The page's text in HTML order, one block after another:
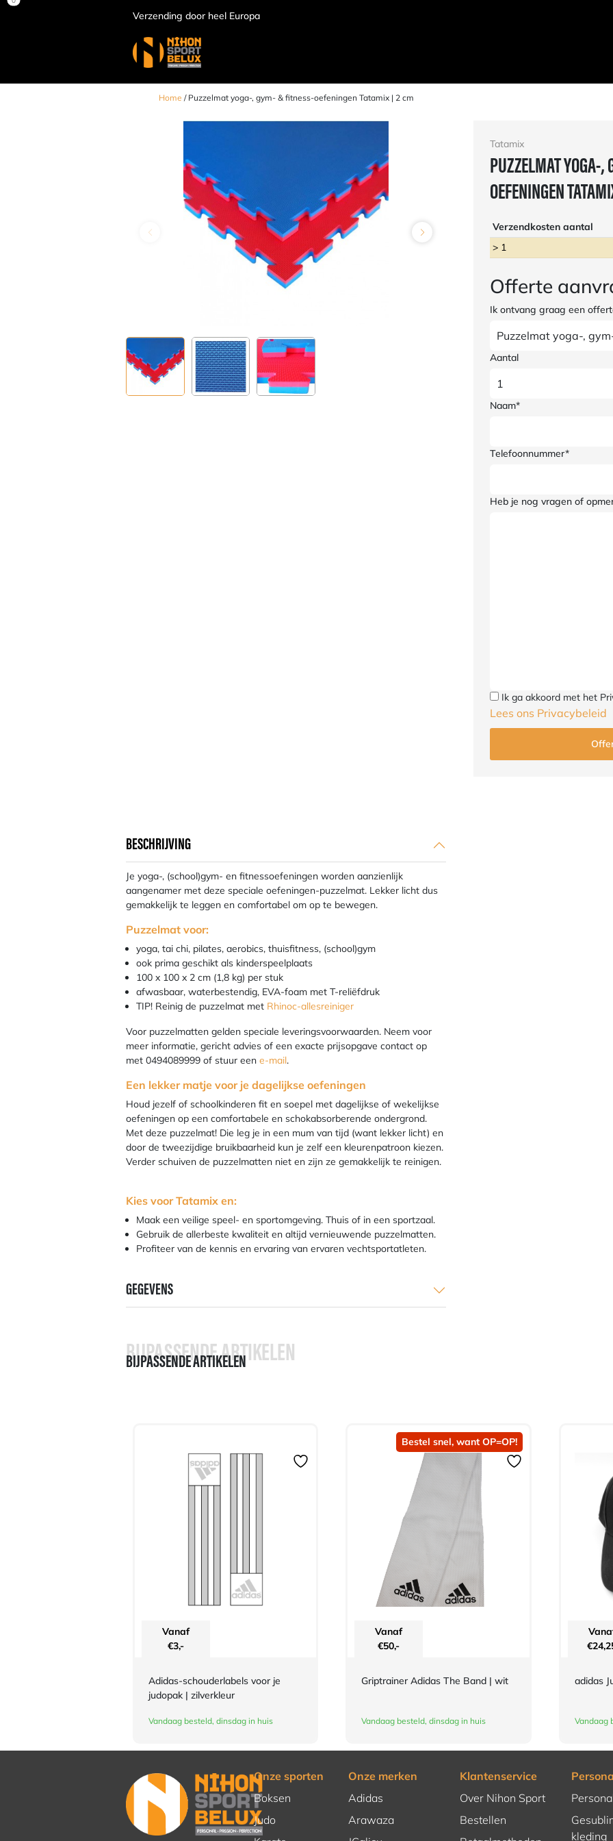
Verzending door heel Europa
Home / Puzzelmat yoga-, gym- & fitness-oefeningen Tatamix | 2 cm
Tatamix
PUZZELMAT YOGA-,
OEFENINGEN
Verzendkosten aantal
> 1
Offerte
Ik ontvang graag een
Aantal
Naam*
Telefoonnummer*
Heb je nog vragen of
Ik ga akkoord met het
Lees ons Privacybeleid
BESCHRIJVING
Je yoga-, (school)gym- en fitnessoefeningen worden aanzienlijk
aangenamer met deze speciale oefeningen-puzzelmat. Lekker licht dus
gemakkelijk te leggen en comfortabel om op te bewegen.
Puzzelmat voor:
yoga, tai chi, pilates, aerobics, thuisfitness, (school)gym
ook prima geschikt als kinderspeelplaats
100 x 100 x 2 cm (1,8 kg) per stuk
afwasbaar, waterbestendig, EVA-foam met T-reliëfdruk
TIP! Reinig de puzzelmat met Rhinoc-allesreiniger
Voor puzzelmatten gelden speciale leveringsvoorwaarden. Neem voor
meer informatie, gericht advies of een exacte prijsopgave contact op
met 0494089999 of stuur een e-mail.
Een lekker matje voor je dagelijkse oefeningen
Houd jezelf of schoolkinderen fit en soepel met dagelijkse of wekelijkse
oefeningen op een comfortabele en schokabsorberende ondergrond.
Met deze puzzelmat! Die leg je in een mum van tijd (want lekker licht) en
door de tweezijdige bruikbaarheid kun je zelf een kleurenpatroon kiezen.
Verder schuiven de puzzelmatten niet en zijn ze gemakkelijk te reinigen.
Kies voor Tatamix en:
Maak een veilige speel- en sportomgeving. Thuis of in een sportzaal.
Gebruik de allerbeste kwaliteit en altijd vernieuwende puzzelmatten.
Profiteer van de kennis en ervaring van ervaren vechtsportatleten.
GEGEVENS
BIJPASSENDE ARTIKELEN
BIJPASSENDE ARTIKELEN
Vanaf
€3,-
Adidas-schouderlabels voor je
judopak | zilverkleur
Vandaag besteld, dinsdag in huis
Bestel snel, want OP=OP!
Vanaf
€50,-
Griptrainer Adidas The Band | wit
Vandaag besteld, dinsdag in huis
€
adidas
Vandaag
Onze sporten
Boksen
Judo
Onze merken
Adidas
Arawaza
Klantenservice
Over Nihon Sport
Bestellen
kleding